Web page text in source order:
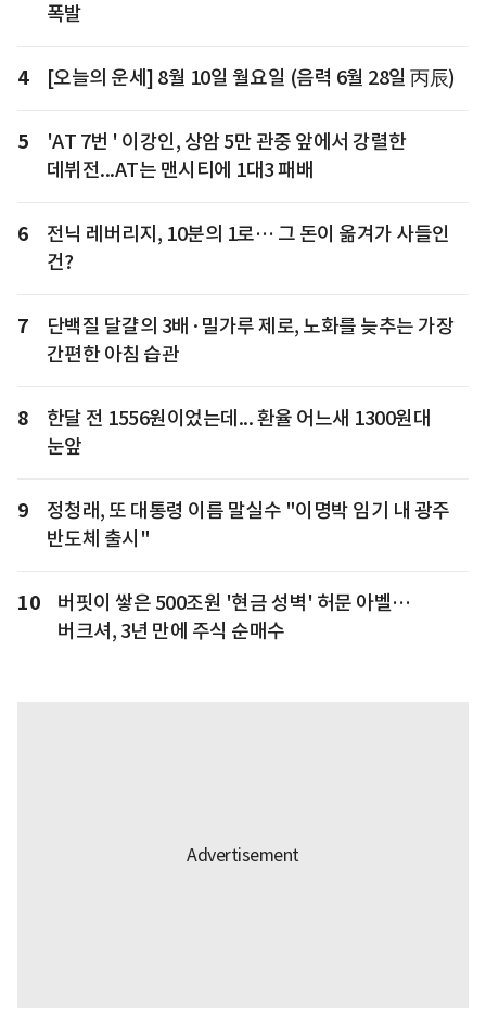
폭발
4 [오늘의 운세] 8월 10일 월요일 (음력 6월 28일 丙辰)
5
'AT 7번 ' 이강인, 상암 5만 관중 앞에서 강렬한
데뷔전...AT는 맨시티에 1대3 패배
6
전닉 레버리지, 10분의 1로… 그 돈이 옮겨가 사들인
건?
7
단백질 달걀의 3배·밀가루 제로, 노화를 늦추는 가장
간편한 아침 습관
8
한달 전 1556원이었는데... 환율 어느새 1300원대
눈앞
9
정청래, 또 대통령 이름 말실수 "이명박 임기 내 광주
반도체 출시"
10
버핏이 쌓은 500조원 '현금 성벽' 허문 아벨…
버크셔, 3년 만에 주식 순매수